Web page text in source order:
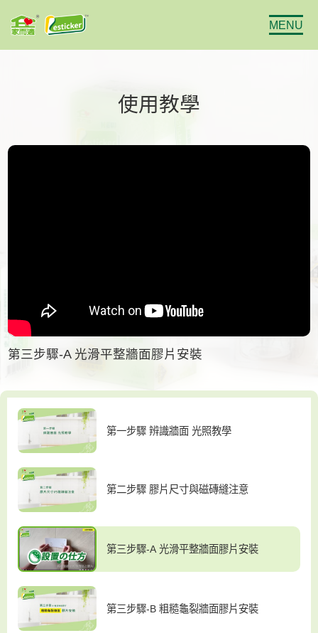
MENU
使用教學
第三步驟-A 光滑平整牆面膠片安裝
第一步驟 辨識牆面 光照教學
第二步驟 膠片尺寸與磁磚縫注意
第三步驟-A 光滑平整牆面膠片安裝
第三步驟-B 粗糙龜裂牆面膠片安裝